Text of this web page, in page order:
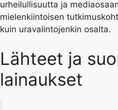
urheilullisuutta ja
mielenkiintoisen
kuin uravalintojenkin osalta.
Lähteet ja
lainaukset